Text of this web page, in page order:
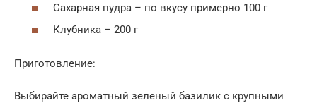
Сахарная пудра – по вкусу примерно 100 г
Клубника – 200 г
Приготовление:
Выбирайте ароматный зеленый базилик с крупными